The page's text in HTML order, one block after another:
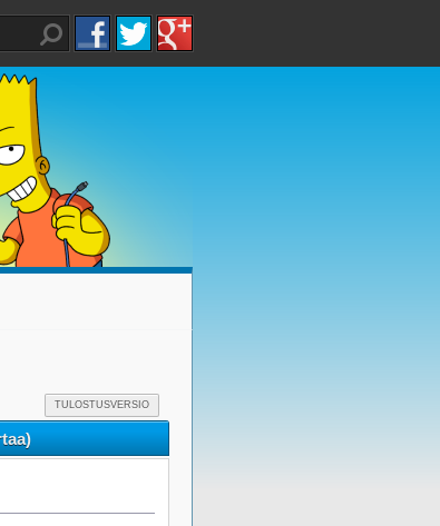
TULOSTUSVERSIO